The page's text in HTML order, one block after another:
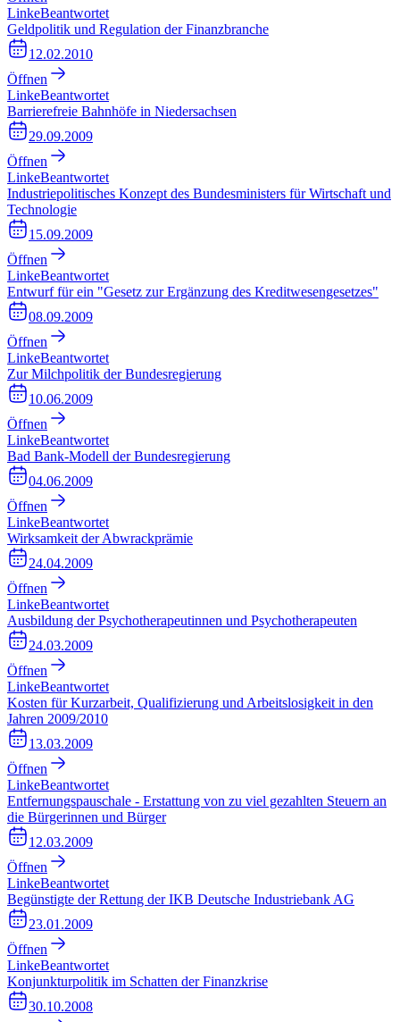
LinkeBeantwortet
Geldpolitik und Regulation der Finanzbranche
12.02.2010
Öffnen
LinkeBeantwortet
Barrierefreie Bahnhöfe in Niedersachsen
29.09.2009
Öffnen
LinkeBeantwortet
Industriepolitisches Konzept des Bundesministers für Wirtschaft und
Technologie
15.09.2009
Öffnen
LinkeBeantwortet
Entwurf für ein "Gesetz zur Ergänzung des Kreditwesengesetzes"
08.09.2009
Öffnen
LinkeBeantwortet
Zur Milchpolitik der Bundesregierung
10.06.2009
Öffnen
LinkeBeantwortet
Bad Bank-Modell der Bundesregierung
04.06.2009
Öffnen
LinkeBeantwortet
Wirksamkeit der Abwrackprämie
24.04.2009
Öffnen
LinkeBeantwortet
Ausbildung der Psychotherapeutinnen und Psychotherapeuten
24.03.2009
Öffnen
LinkeBeantwortet
Kosten für Kurzarbeit, Qualifizierung und Arbeitslosigkeit in den
Jahren 2009/2010
13.03.2009
Öffnen
LinkeBeantwortet
Entfernungspauschale - Erstattung von zu viel gezahlten Steuern an
die Bürgerinnen und Bürger
12.03.2009
Öffnen
LinkeBeantwortet
Begünstigte der Rettung der IKB Deutsche Industriebank AG
23.01.2009
Öffnen
LinkeBeantwortet
Konjunkturpolitik im Schatten der Finanzkrise
30.10.2008